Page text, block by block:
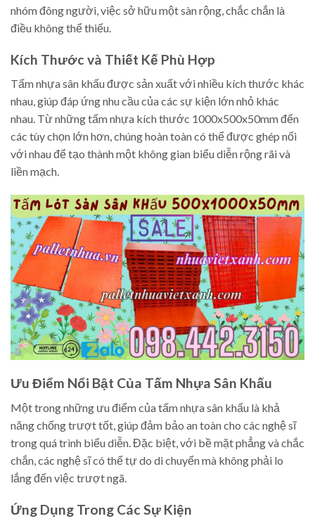
nhóm đông người, việc sở hữu một sàn rộng, chắc chắn là
điều không thể thiếu.
Kích Thước và Thiết Kế Phù Hợp
Tấm nhựa sân khấu được sản xuất với nhiều kích thước khác
nhau, giúp đáp ứng nhu cầu của các sự kiện lớn nhỏ khác
nhau. Từ những tấm nhựa kích thước 1000x500x50mm đến
các tùy chọn lớn hơn, chúng hoàn toàn có thể được ghép nối
với nhau để tạo thành một không gian biểu diễn rộng rãi và
liền mạch.
Ưu Điểm Nổi Bật Của Tấm Nhựa Sân Khấu
Một trong những ưu điểm của tấm nhựa sân khấu là khả
năng chống trượt tốt, giúp đảm bảo an toàn cho các nghệ sĩ
trong quá trình biểu diễn. Đặc biệt, với bề mặt phẳng và chắc
chắn, các nghệ sĩ có thể tự do di chuyển mà không phải lo
lắng đến việc trượt ngã.
Ứng Dụng Trong Các Sự Kiện